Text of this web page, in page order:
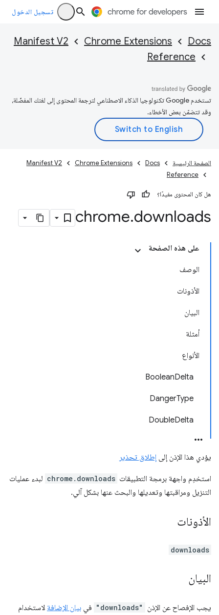
تسجيل الدخول
Docs
Chrome Extensions
Manifest V2
Reference
تستخدم Google تكنولوجيا الذكاء الاصطناعي لترجمة المحتوى إلى لغتك المفضّلة،
وقد تتضمّن بعض الأخطاء.
الصفحة الرئيسية Docs
Chrome Extensions
Manifest V2
Reference
هل كان المحتوى مفيدًا؟
chrome.downloads
على هذه الصفحة
الوصف
الأذونات
البيان
أمثلة
الأنواع
BooleanDelta
DangerType
DoubleDelta
يؤدي هذا الإذن إلى إطلاق تحذير
استخدِم واجهة برمجة التطبيقات chrome.downloads لبدء عمليات
التنزيل ومراقبتها وتعديلها والبحث عنها بشكل آلي.
الأذونات
downloads
البيان
يجب الإفصاح عن الإذن "downloads" في بيان الإضافة لاستخدام